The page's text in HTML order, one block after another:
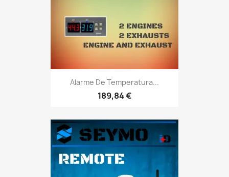
Alarme De Temperatura...
189,84 €